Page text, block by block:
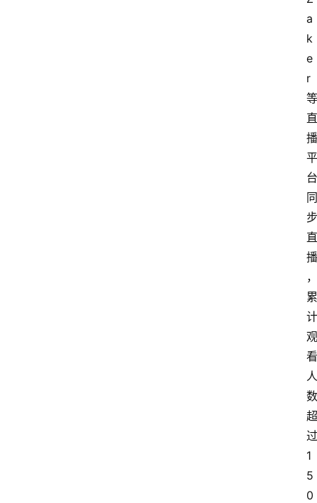
a
k
e
r
等
直
播
平
台
同
步
直
播
，
累
计
观
看
人
数
超
过
1
5
0